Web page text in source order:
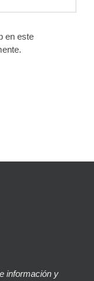
en este
información y